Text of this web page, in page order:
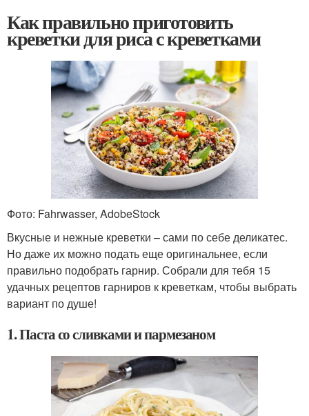
Как правильно приготовить
креветки для риса с креветками
Фото: Fahrwasser, AdobeStock
Вкусные и нежные креветки – сами по себе деликатес.
Но даже их можно подать еще оригинальнее, если
правильно подобрать гарнир. Собрали для тебя 15
удачных рецептов гарниров к креветкам, чтобы выбрать
вариант по душе!
1. Паста со сливками и пармезаном